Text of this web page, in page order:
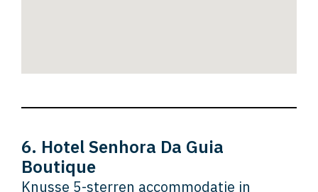
6. Hotel Senhora Da Guia
Boutique
Knusse 5-sterren accommodatie in